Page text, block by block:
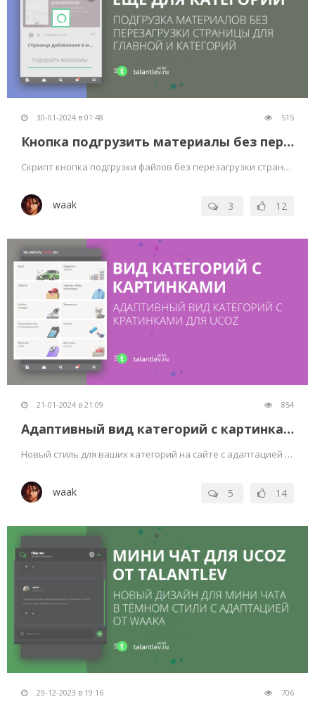
30-01-2024 в 01:48 515
Кнопка подгрузить материалы без перезагрузки страниц работает в категориях
Скрипт кнопка подгрузки файлов без перезагрузки страницы работает не только на главной но и на страницах категорий
waak 3 12
21-01-2024 в 21:09 854
Адаптивный вид категорий с картинками
Новый стиль для ваших категорий на сайте с адаптацией под мобильные телефоны
waak 5 14
29-12-2023 в 19:16 706